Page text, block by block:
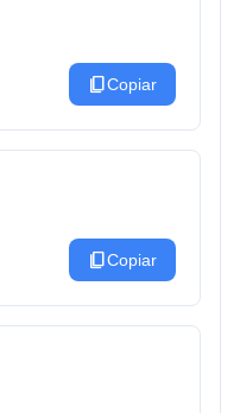
content_copyCopiar
content_copyCopiar